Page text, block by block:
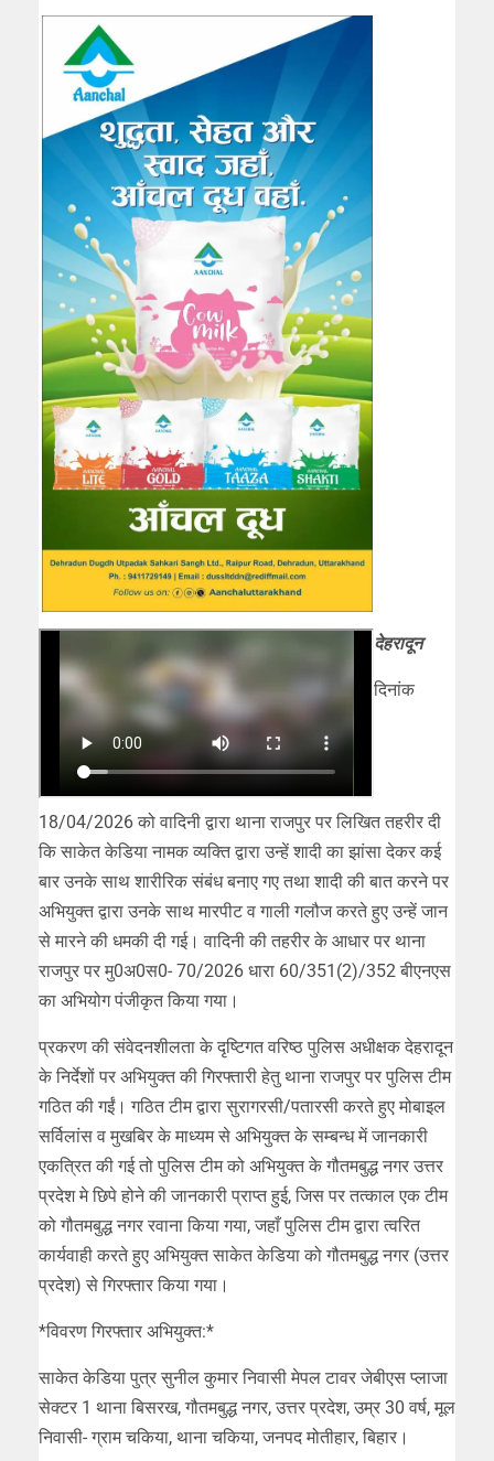
देहरादून
दिनांक
18/04/2026 को वादिनी द्वारा थाना राजपुर पर लिखित तहरीर दी
कि साकेत केडिया नामक व्यक्ति द्वारा उन्हें शादी का झांसा देकर कई
बार उनके साथ शारीरिक संबंध बनाए गए तथा शादी की बात करने पर
अभियुक्त द्वारा उनके साथ मारपीट व गाली गलौज करते हुए उन्हें जान
से मारने की धमकी दी गई। वादिनी की तहरीर के आधार पर थाना
राजपुर पर मु0अ0स0- 70/2026 धारा 60/351(2)/352 बीएनएस
का अभियोग पंजीकृत किया गया।
प्रकरण की संवेदनशीलता के दृष्टिगत वरिष्ठ पुलिस अधीक्षक देहरादून
के निर्देशों पर अभियुक्त की गिरफ्तारी हेतु थाना राजपुर पर पुलिस टीम
गठित की गईं। गठित टीम द्वारा सुरागरसी/पतारसी करते हुए मोबाइल
सर्विलांस व मुखबिर के माध्यम से अभियुक्त के सम्बन्ध में जानकारी
एकत्रित की गई तो पुलिस टीम को अभियुक्त के गौतमबुद्ध नगर उत्तर
प्रदेश मे छिपे होने की जानकारी प्राप्त हुई, जिस पर तत्काल एक टीम
को गौतमबुद्ध नगर रवाना किया गया, जहाँ पुलिस टीम द्वारा त्वरित
कार्यवाही करते हुए अभियुक्त साकेत केडिया को गौतमबुद्ध नगर (उत्तर
प्रदेश) से गिरफ्तार किया गया।
*विवरण गिरफ्तार अभियुक्त:*
साकेत केडिया पुत्र सुनील कुमार निवासी मेपल टावर जेबीएस प्लाजा
सेक्टर 1 थाना बिसरख, गौतमबुद्ध नगर, उत्तर प्रदेश, उम्र 30 वर्ष, मूल
निवासी- ग्राम चकिया, थाना चकिया, जनपद मोतीहार, बिहार।